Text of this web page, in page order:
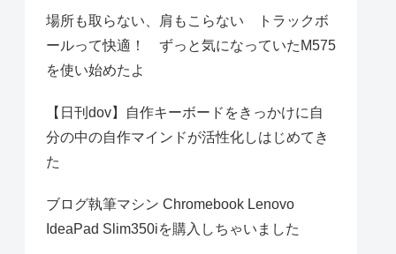
場所も取らない、肩もこらない トラックボ
ールって快適！ ずっと気になっていたM575
を使い始めたよ
【日刊dov】自作キーボードをきっかけに自
分の中の自作マインドが活性化しはじめてき
た
ブログ執筆マシン Chromebook Lenovo
IdeaPad Slim350iを購入しちゃいました